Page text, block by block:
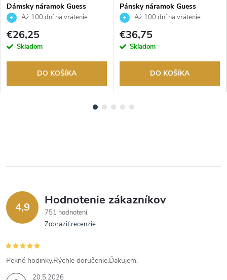
Dámsky náramok Guess
JUBB06234JWRHS
Až 100 dní na vrátenie
tovaru. Autorizovaný predajca.
€26,25
Skladom
DO KOŠÍKA
Pánsky náramok Guess
JUMB01312JWYGBKT/U
Až 100 dní na vrátenie
tovaru. Autorizovaný predajca.
€36,75
Skladom
DO KOŠÍKA
4,9 Hodnotenie zákazníkov
751 hodnotení
Zobraziť recenzie
20.5.2026
Pekné hodinky.Rýchle doručenie.Ďakujem.